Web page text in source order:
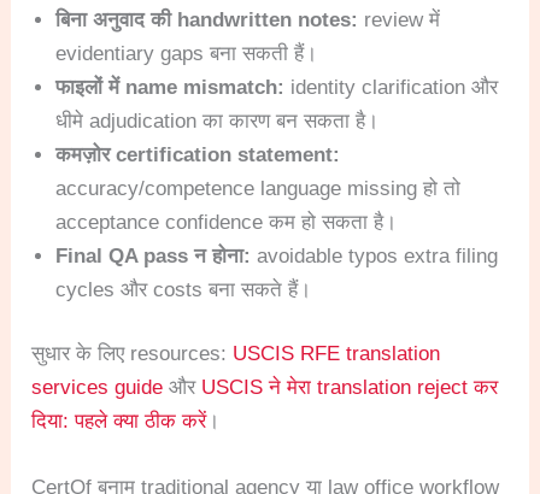
बिना अनुवाद की handwritten notes: review में
evidentiary gaps बना सकती हैं।
फाइलों में name mismatch: identity clarification और
धीमे adjudication का कारण बन सकता है।
कमज़ोर certification statement:
accuracy/competence language missing हो तो
acceptance confidence कम हो सकता है।
Final QA pass न होना: avoidable typos extra filing
cycles और costs बना सकते हैं।
सुधार के लिए resources: USCIS RFE translation
services guide और USCIS ने मेरा translation reject कर
दिया: पहले क्या ठीक करें।
CertOf बनाम traditional agency या law office workflow